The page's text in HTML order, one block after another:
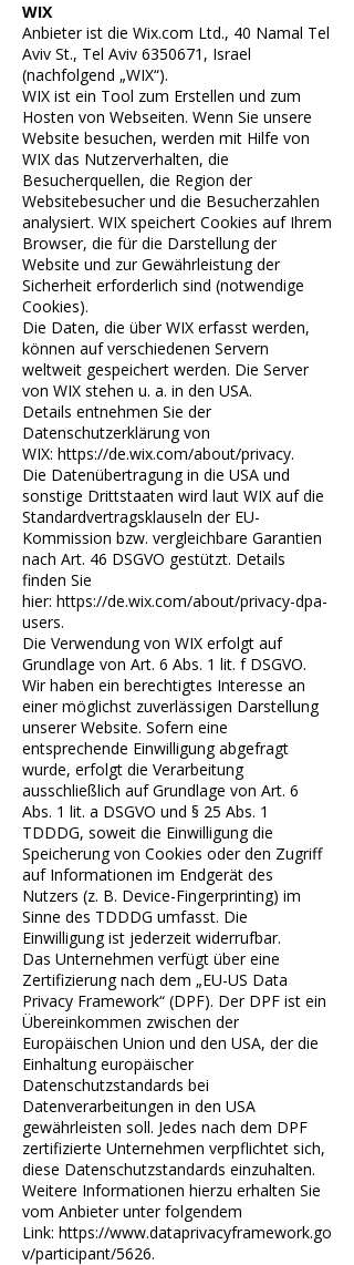
WIX
Anbieter ist die Wix.com Ltd., 40 Namal Tel
Aviv St., Tel Aviv 6350671 , Israel
(nachfolgend „WIX“).
WIX ist ein Tool zum Erstellen und zum
Hosten von Webseiten. Wenn Sie unsere
Website besuchen, werden mit Hilfe von
WIX das Nutzerverhalten, die
Besucherquellen, die Region der
Websitebesucher und die Besucherzahlen
analysiert. WIX speichert Cookies auf Ihrem
Browser, die für die Darstellung der
Website und zur Gewährleistung der
Sicherheit erforderlich sind (notwendige
Cookies).
Die Daten, die über WIX erfasst werden,
können auf verschiedenen Servern
weltweit gespeichert werden. Die Server
von WIX stehen u. a. in den USA.
Details entnehmen Sie der
Datenschutzerklärung von
WIX: https://de.wix.com/about/privacy.
Die Datenübertragung in die USA und
sonstige Drittstaaten wird laut WIX auf die
Standardvertragsklauseln der EU-
Kommission bzw. vergleichbare Garantien
nach Art. 46 DSGVO gestützt. Details
finden Sie
hier: https://de.wix.com/about/privacy-dpa-
users.
Die Verwendung von WIX erfolgt auf
Grundlage von Art. 6 Abs. 1 lit. f DSGVO.
Wir haben ein berechtigtes Interesse an
einer möglichst zuverlässigen Darstellung
unserer Website. Sofern eine
entsprechende Einwilligung abgefragt
wurde, erfolgt die Verarbeitung
ausschließlich auf Grundlage von Art. 6
Abs. 1 lit. a DSGVO und § 25 Abs. 1
TDDDG, soweit die Einwilligung die
Speicherung von Cookies oder den Zugriff
auf Informationen im Endgerät des
Nutzers (z. B. Device-Fingerprinting) im
Sinne des TDDDG umfasst. Die
Einwilligung ist jederzeit widerrufbar.
Das Unternehmen verfügt über eine
Zertifizierung nach dem „EU-US Data
Privacy Framework“ (DPF). Der DPF ist ein
Übereinkommen zwischen der
Europäischen Union und den USA, der die
Einhaltung europäischer
Datenschutzstandards bei
Datenverarbeitungen in den USA
gewährleisten soll. Jedes nach dem DPF
zertifizierte Unternehmen verpflichtet sich,
diese Datenschutzstandards einzuhalten.
Weitere Informationen hierzu erhalten Sie
vom Anbieter unter folgendem
Link: https://www.dataprivacyframework.go
v/participant/5626.